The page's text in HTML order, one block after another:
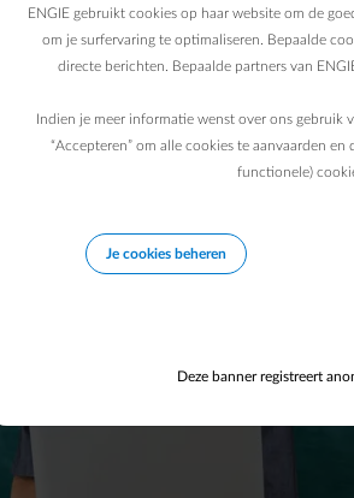
voorrang geven aan het milieu? Een
er is veel meer mogelijk. De verrassende
navolging.
ENGIE gebruikt cookies op haar website om de
om je surfervaring te optimaliseren. Bepaalde
directe berichten. Bepaalde partners van
Indien je meer informatie wenst over ons gebruik
“Accepteren” om alle cookies te aanvaarden
functionele)
Je cookies beheren
Deze banner registreert